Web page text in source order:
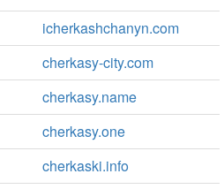
icherkashchanyn.com
cherkasy-city.com
cherkasy.name
cherkasy.one
cherkaski.info